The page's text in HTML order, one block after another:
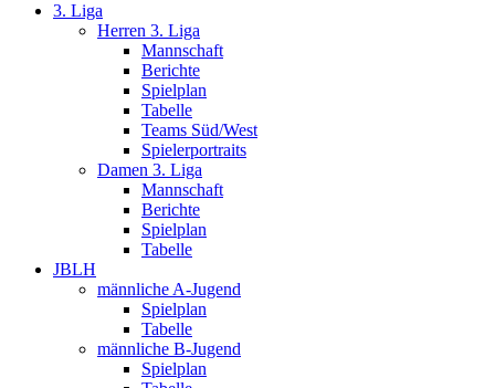
3. Liga
Herren 3. Liga
Mannschaft
Berichte
Spielplan
Tabelle
Teams Süd/West
Spielerportraits
Damen 3. Liga
Mannschaft
Berichte
Spielplan
Tabelle
JBLH
männliche A-Jugend
Spielplan
Tabelle
männliche B-Jugend
Spielplan